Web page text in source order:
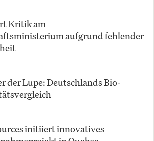
Kritik am
aufgrund fehlender
der Lupe: Deutschlands Bio-
initiiert innovatives